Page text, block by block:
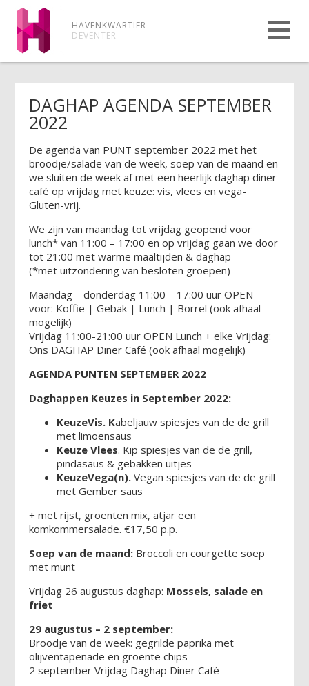
HAVENKWARTIER
DEVENTER
DAGHAP AGENDA SEPTEMBER
2022
De agenda van PUNT september 2022 met het
broodje/salade van de week, soep van de maand en
we sluiten de week af met een heerlijk daghap diner
café op vrijdag met keuze: vis, vlees en vega-
Gluten-vrij.
We zijn van maandag tot vrijdag geopend voor
lunch* van 11:00 – 17:00 en op vrijdag gaan we door
tot 21:00 met warme maaltijden & daghap
(*met uitzondering van besloten groepen)
Maandag – donderdag 11:00 – 17:00 uur OPEN
voor: Koffie | Gebak | Lunch | Borrel (ook afhaal
mogelijk)
Vrijdag 11:00-21:00 uur OPEN Lunch + elke Vrijdag:
Ons DAGHAP Diner Café (ook afhaal mogelijk)
AGENDA PUNTEN SEPTEMBER 2022
Daghappen Keuzes in September 2022:
KeuzeVis. Kabeljauw spiesjes van de de grill
met limoensaus
Keuze Vlees. Kip spiesjes van de de grill,
pindasaus & gebakken uitjes
KeuzeVega(n). Vegan spiesjes van de de grill
met Gember saus
+ met rijst, groenten mix, atjar een
komkommersalade. €17,50 p.p.
Soep van de maand: Broccoli en courgette soep
met munt
Vrijdag 26 augustus daghap: Mossels, salade en
friet
29 augustus – 2 september:
Broodje van de week: gegrilde paprika met
olijventapenade en groente chips
2 september Vrijdag Daghap Diner Café